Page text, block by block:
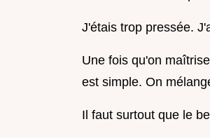
J'étais trop pressée.
Une fois qu'on
est simple. On
Il faut surtout que le